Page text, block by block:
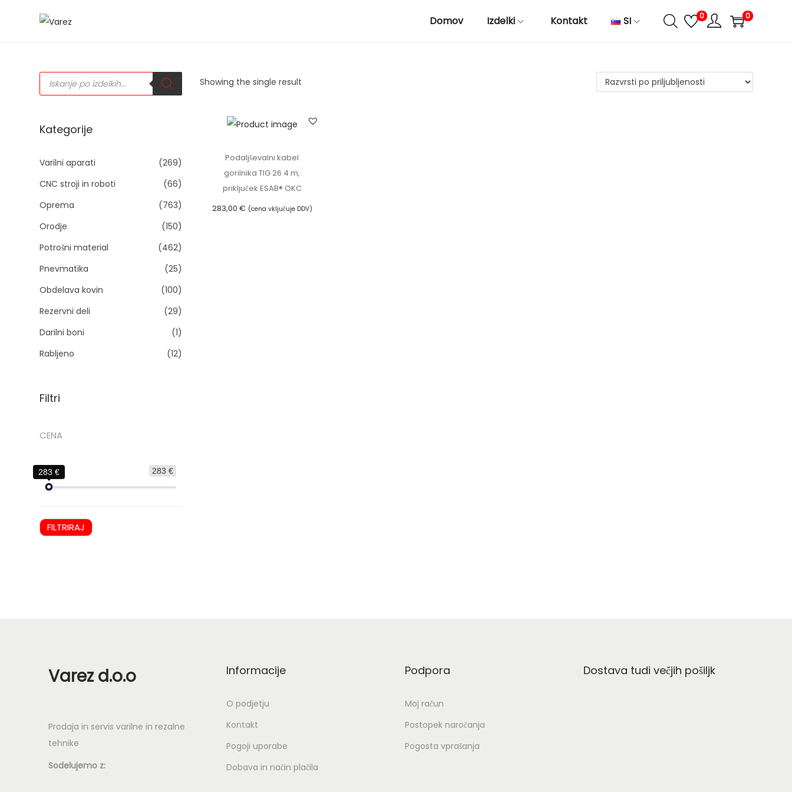
t
n
v
a
t
i
t
c
n
n
t
Domov Izdelki Kontakt SI 0 0
Showing the single result
Podaljševalni kabel
gorilnika TIG 26 4 m,
priključek ESAB® OKC
283,00 € (cena vključuje DDV)
P
o
t
s
a
r
h
Kategorije
Varilni aparati
(269)
CNC stroji in roboti
(66)
Oprema
(763)
Orodje
(150)
Potrošni material
(462)
Pnevmatika
(25)
Obdelava kovin
(100)
Rezervni deli
(29)
Darilni boni
(1)
Rabljeno
(12)
Filtri
CENA
283 €
283 €
FILTRIRAJ
Varez d.o.o
Prodaja in servis varilne in rezalne
tehnike
Sodelujemo z:
Informacije
O podjetju
Kontakt
Pogoji uporabe
Dobava in način plačila
Podpora
Moj račun
Postopek naročanja
Pogosta vprašanja
Dostava tudi večjih pošiljk